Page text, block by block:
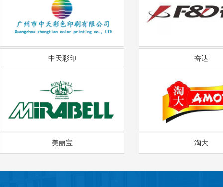
中天彩印 奋达
美丽宝 淘大